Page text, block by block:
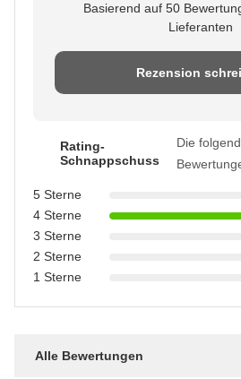
Basierend auf 50
Lieferanten
Rezension
Rating-
Schnappschuss
Die
5 Sterne
4 Sterne
3 Sterne
2 Sterne
1 Sterne
Alle Bewertungen